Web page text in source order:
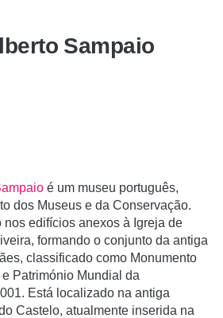
Sampaio
é um museu português,
dos Museus e da Conservação.
nos edifí­cios anexos à Igreja de
formando o conjunto da antiga
classificado como Monumento
Património Mundial da
Está localizado na antiga
Castelo, atualmente inserida na